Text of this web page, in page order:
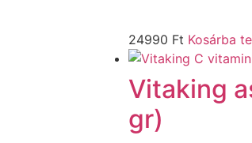
24990 Ft Kosárba
Vitaking
gr)